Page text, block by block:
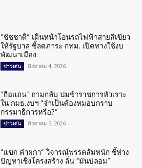
“ชัชชาติ” เดินหน้าโอนรถไฟฟ้าสายสีเขียว
ให้รัฐบาล ชี้ลดภาระ กทม. เปิดทางใช้งบ
พัฒนาเมือง
ข่าวเด่น สิงหาคม 4, 2026
“ถือแถน” ถามกลับ ปมข้าราชการหัวเราะ
ใน กมธ.งบฯ “จำเป็นต้องหมอบกราบ
กรรมาธิการหรือ?”
ข่าวเด่น สิงหาคม 5, 2026
“แขก คำผกา” วิจารณ์พรรคส้มหนัก ชี้ห่าง
ปัญหาเชิงโครงสร้าง ลั่น “มันปลอม”